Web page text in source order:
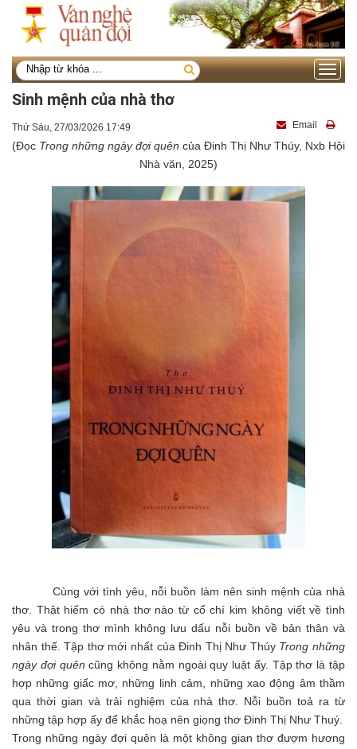
Toggle
Sinh mệnh của nhà thơ
Thứ Sáu, 27/03/2026 17:49 Email
(Đọc Trong những ngày đợi quên của Đinh Thị Như Thúy, Nxb Hội
Nhà văn, 2025)
Cùng với tình yêu, nỗi buồn làm nên sinh mệnh của nhà
thơ. Thật hiếm có nhà thơ nào từ cổ chí kim không viết về tình
yêu và trong thơ mình không lưu dấu nỗi buồn về bản thân và
nhân thế. Tập thơ mới nhất của Đinh Thị Như Thúy Trong những
ngày đợi quên cũng không nằm ngoài quy luật ấy. Tập thơ là tập
hợp những giấc mơ, những linh cảm, những xao động âm thầm
qua thời gian và trải nghiệm của nhà thơ. Nỗi buồn toả ra từ
những tập hợp ấy để khắc hoạ nên giọng thơ Đinh Thị Như Thuý.
Trong những ngày đợi quên là một không gian thơ đượm hương